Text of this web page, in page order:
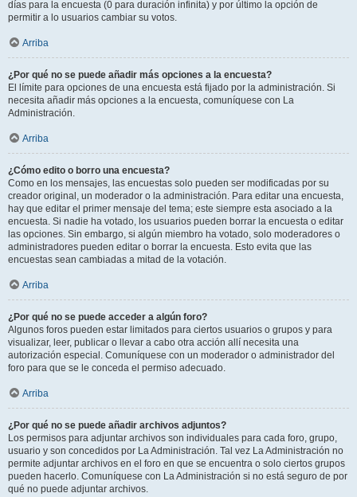
días para la encuesta (0 para duración infinita) y por último la opción de
permitir a lo usuarios cambiar su votos.
Arriba
¿Por qué no se puede añadir más opciones a la encuesta?
El límite para opciones de una encuesta está fijado por la administración. Si
necesita añadir más opciones a la encuesta, comuníquese con La
Administración.
Arriba
¿Cómo edito o borro una encuesta?
Como en los mensajes, las encuestas solo pueden ser modificadas por su
creador original, un moderador o la administración. Para editar una encuesta,
hay que editar el primer mensaje del tema; este siempre esta asociado a la
encuesta. Si nadie ha votado, los usuarios pueden borrar la encuesta o editar
las opciones. Sin embargo, si algún miembro ha votado, solo moderadores o
administradores pueden editar o borrar la encuesta. Esto evita que las
encuestas sean cambiadas a mitad de la votación.
Arriba
¿Por qué no se puede acceder a algún foro?
Algunos foros pueden estar limitados para ciertos usuarios o grupos y para
visualizar, leer, publicar o llevar a cabo otra acción allí necesita una
autorización especial. Comuníquese con un moderador o administrador del
foro para que se le conceda el permiso adecuado.
Arriba
¿Por qué no se puede añadir archivos adjuntos?
Los permisos para adjuntar archivos son individuales para cada foro, grupo,
usuario y son concedidos por La Administración. Tal vez La Administración no
permite adjuntar archivos en el foro en que se encuentra o solo ciertos grupos
pueden hacerlo. Comuníquese con La Administración si no está seguro de por
qué no puede adjuntar archivos.